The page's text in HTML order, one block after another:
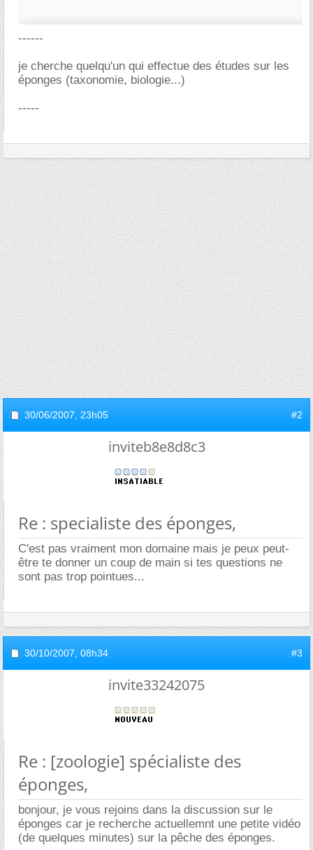
------
je cherche quelqu'un qui effectue des études sur les
éponges (taxonomie, biologie...)
-----
30/06/2007, 23h05 #2
inviteb8e8d8c3
Re : specialiste des éponges,
C'est pas vraiment mon domaine mais je peux peut-
être te donner un coup de main si tes questions ne
sont pas trop pointues...
30/10/2007, 08h34 #3
invite33242075
Re : [zoologie] spécialiste des
éponges,
bonjour, je vous rejoins dans la discussion sur le
éponges car je recherche actuellemnt une petite vidéo
(de quelques minutes) sur la pêche des éponges.